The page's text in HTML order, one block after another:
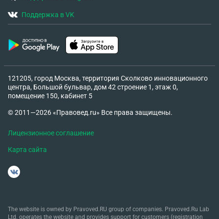
Поддержка в VK
121205, город Москва, территория Сколково инновационного
центра, Большой бульвар, дом 42 строение 1, этаж 0,
помещение 150, кабинет 5
© 2011—2026 «Правовед.ru» Все права защищены.
Лицензионное соглашение
Карта сайта
The website is owned by Pravoved.RU group of companies. Pravoved.Ru Lab
Ltd. operates the website and provides support for customers (registration